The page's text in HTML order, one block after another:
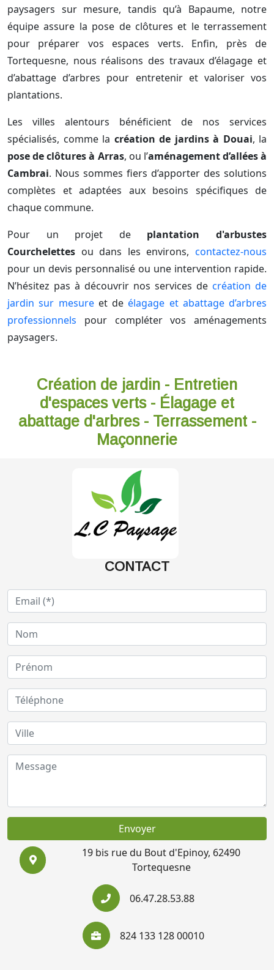
paysagers sur mesure, tandis qu’à Bapaume, notre
équipe assure la pose de clôtures et le terrassement
pour préparer vos espaces verts. Enfin, près de
Tortequesne, nous réalisons des travaux d’élagage et
d’abattage d’arbres pour entretenir et valoriser vos
plantations.
Les villes alentours bénéficient de nos services
spécialisés, comme la création de jardins à Douai, la
pose de clôtures à Arras, ou l’aménagement d’allées à
Cambrai. Nous sommes fiers d’apporter des solutions
complètes et adaptées aux besoins spécifiques de
chaque commune.
Pour un projet de plantation d'arbustes
Courchelettes ou dans les environs, contactez-nous
pour un devis personnalisé ou une intervention rapide.
N’hésitez pas à découvrir nos services de création de
jardin sur mesureet deélagage et abattage d’arbres
professionnels pour compléter vos aménagements
paysagers.
Création de jardin - Entretien
d'espaces verts - Élagage et
abattage d'arbres - Terrassement -
Maçonnerie
CONTACT
Envoyer
19 bis rue du Bout d'Epinoy, 62490
Tortequesne
06.47.28.53.88
824 133 128 00010